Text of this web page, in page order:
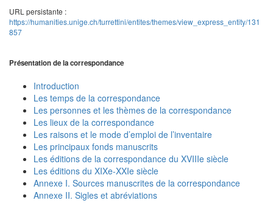
URL persistante :
https://humanities.unige.ch/turrettini/entites/themes/view_express_entity/131
857
Présentation de la correspondance
Introduction
Les temps de la correspondance
Les personnes et les thèmes de la correspondance
Les lieux de la correspondance
Les raisons et le mode d’emploi de l’inventaire
Les principaux fonds manuscrits
Les éditions de la correspondance du XVIIIe siècle
Les éditions du XIXe-XXIe siècle
Annexe I. Sources manuscrites de la correspondance
Annexe II. Sigles et abréviations